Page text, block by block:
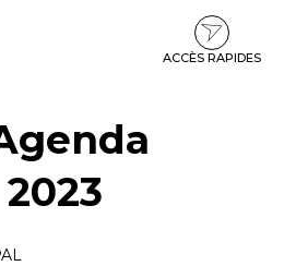
ACCÈS RAPIDES